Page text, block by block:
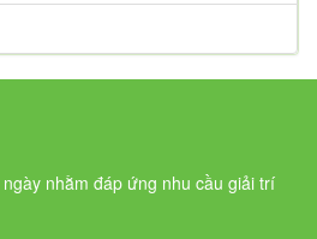
nhằm đáp ứng nhu cầu giải trí